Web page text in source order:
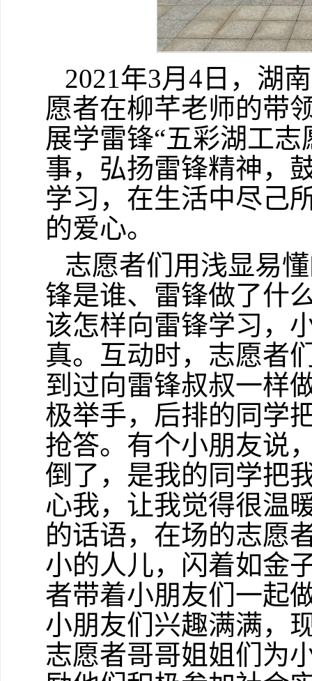
2021年3月4日，湖
愿者在柳芊老师的带
展学雷锋“五彩湖工
事，弘扬雷锋精神，
学习，在生活中尽己
的爱心。
志愿者们用浅显易
锋是谁、雷锋做了什
该怎样向雷锋学习，
真。互动时，志愿者
到过向雷锋叔叔一样
极举手，后排的同学
抢答。有个小朋友说
倒了，是我的同学把
心我，让我觉得很温
的话语，在场的志愿
小的人儿，闪着如金
者带着小朋友们一起
小朋友们兴趣满满，
志愿者哥哥姐姐们为